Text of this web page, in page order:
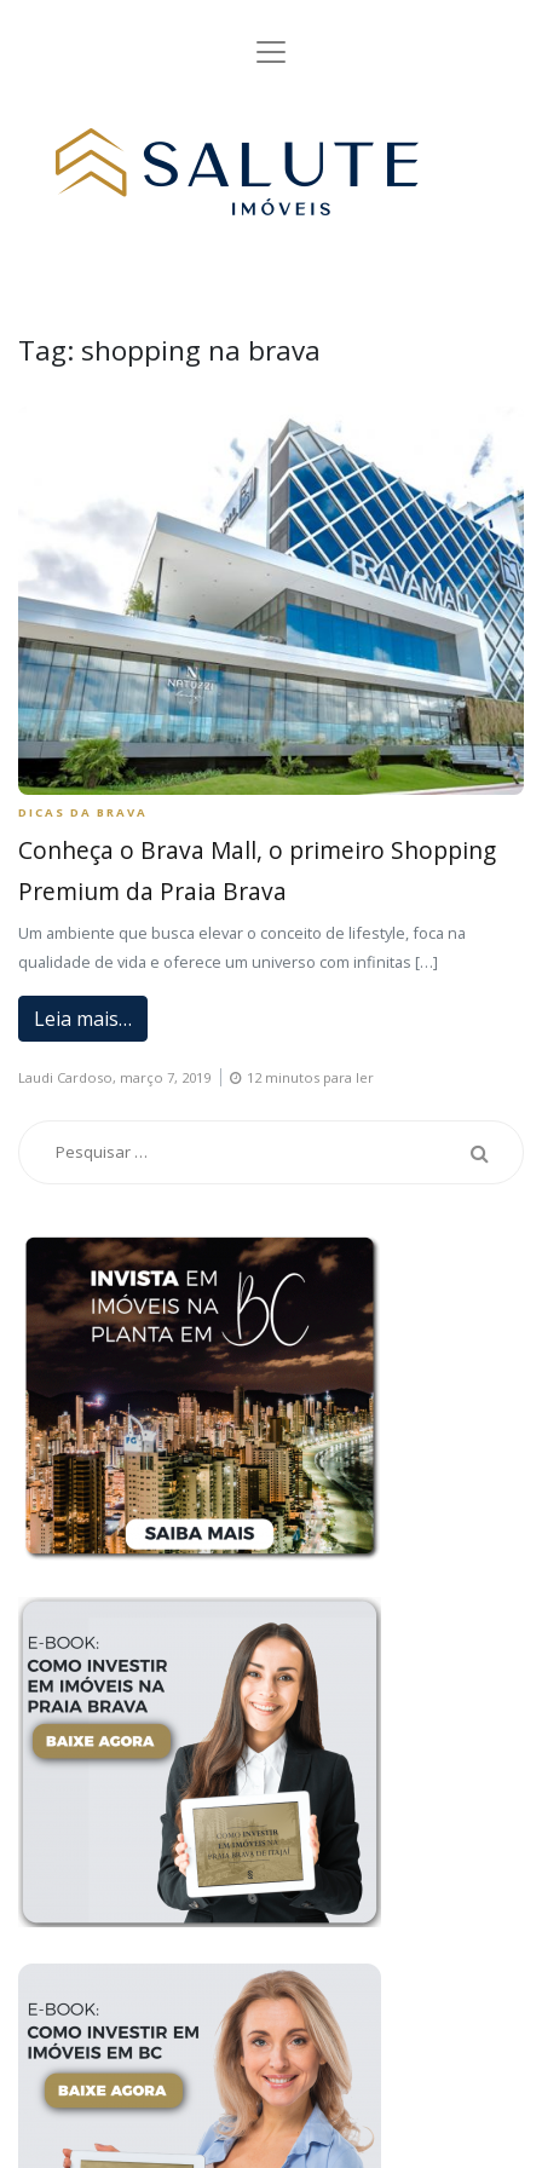
Tag: shopping na brava
DICAS DA BRAVA
Conheça o Brava Mall, o primeiro Shopping
Premium da Praia Brava
Um ambiente que busca elevar o conceito de lifestyle, foca na
qualidade de vida e oferece um universo com infinitas […]
Leia mais…
Laudi Cardoso, março 7, 2019 12 minutos para ler